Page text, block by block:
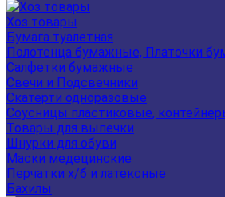
Хоз товары
Бумага туалетная
Полотенца бумажные, Платочки
Салфетки бумажные
Свечи и Подсвечники
Скатерти одноразовые
Соусницы пластиковые,
Товары для выпечки
Шнурки для обуви
Маски медецинские
Перчатки х/б и латексные
Бахилы